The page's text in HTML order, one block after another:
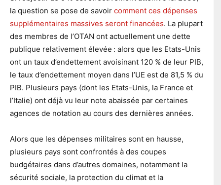
la question se pose de savoir comment ces dépenses
supplémentaires massives seront financées. La plupart
des membres de l’OTAN ont actuellement une dette
publique relativement élevée : alors que les Etats-Unis
ont un taux d’endettement avoisinant 120 % de leur PIB,
le taux d’endettement moyen dans l’UE est de 81,5 % du
PIB. Plusieurs pays (dont les Etats-Unis, la France et
l’Italie) ont déjà vu leur note abaissée par certaines
agences de notation au cours des dernières années.
Alors que les dépenses militaires sont en hausse,
plusieurs pays sont confrontés à des coupes
budgétaires dans d’autres domaines, notamment la
sécurité sociale, la protection du climat et la